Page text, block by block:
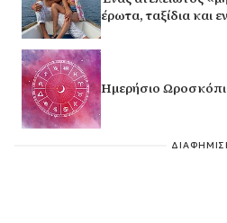
έρωτα, ταξίδια και
Ημερήσιο